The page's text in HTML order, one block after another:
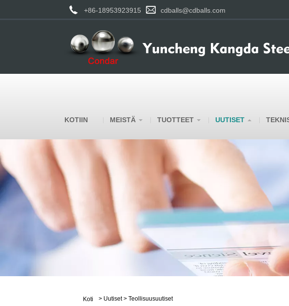
+86-18953923915 cdballs@cdballs.com
KOTIIN MEISTÄ TUOTTEET UUTISET
Koti > Uutiset > Teollisuusuutiset